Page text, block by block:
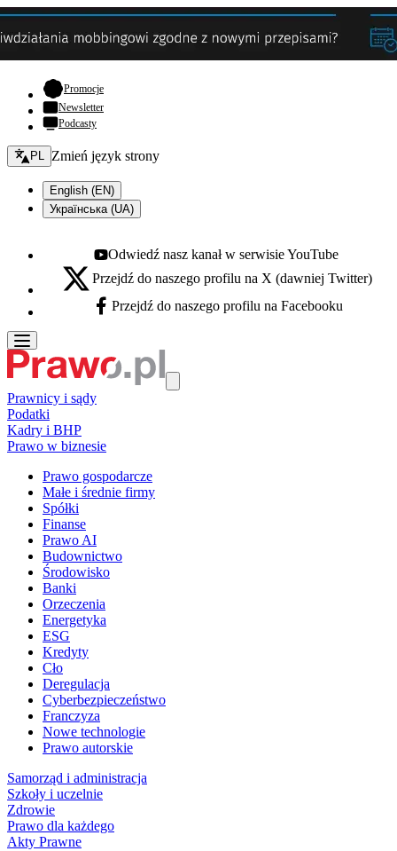
Promocje- otwiera się w nowej karcie
Newsletter
Podcasty
Zmień język - bieżący:
PL Zmień język strony
English (EN)
Українська (UA)
Youtube - otwiera się w nowej karcie
Odwiedź nasz kanał w serwisie YouTube
X - otwiera się w nowej karcie
Przejdź do naszego profilu na X (dawniej Twitter)
Facebook - otwiera się w nowej karcie
Przejdź do naszego profilu na Facebooku
Prawnicy i sądy
Podatki
Kadry i BHP
Prawo w biznesie
Prawo gospodarcze
Małe i średnie firmy
Spółki
Finanse
Prawo AI
Budownictwo
Środowisko
Banki
Orzeczenia
Energetyka
ESG
Kredyty
Cło
Deregulacja
Cyberbezpieczeństwo
Franczyza
Nowe technologie
Prawo autorskie
Samorząd i administracja
Szkoły i uczelnie
Zdrowie
Prawo dla każdego
Akty Prawne